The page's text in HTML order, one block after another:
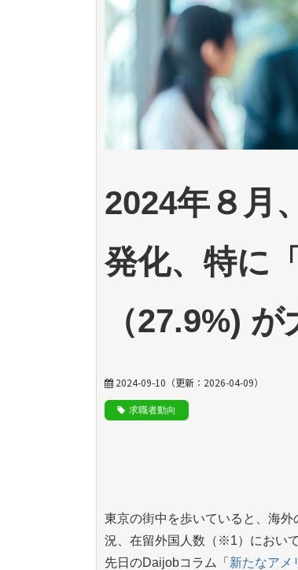
2024年８月
発化、特に
（27.9%)
2024-09-10 （更新： 2026-04-09）
求職者動向
東京の街中を歩いていると、海
況、在留外国人数（※1）におい
先日のDaijobコラム「 新たなアメ